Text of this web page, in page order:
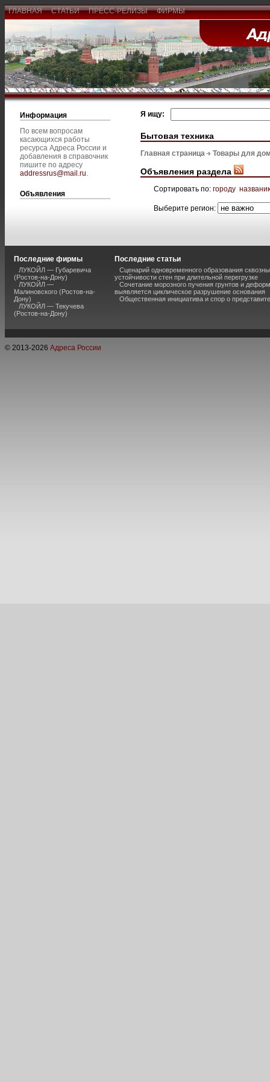
ГЛАВНАЯ СТАТЬИ ПРЕСС-РЕЛИЗЫ ФИРМЫ
Информация
По всем вопросам
касающихся работы
ресурса Адреса России и
добавления в справочник
пишите по адресу
addressrus@mail.ru.
Объявления
Я ищу:
Бытовая техника
Главная страница Товары для
Объявления раздела
Сортировать по: городу
Выберите регион:
Последние фирмы
ЛУКОЙЛ — Губаревича
(Ростов-на-Дону)
ЛУКОЙЛ —
Малиновского (Ростов-на-
Дону)
ЛУКОЙЛ — Текучева
(Ростов-на-Дону)
Последние статьи
Сценарий одновременного образования
устойчивости стен при длительной перегрузке
Сочетание морозного пучения грунтов и
выявляется циклическое разрушение основания
Общественная инициатива и спор о
© 2013-2026 Адреса России